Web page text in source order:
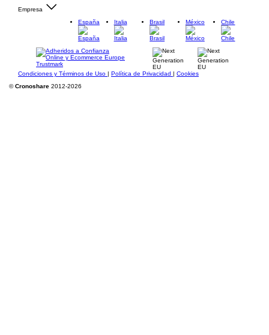
Empresa
España
Italia Brasil México Chile
Condiciones y Términos de Uso | Política de Privacidad | Cookies
©Cronoshare 2012-2026